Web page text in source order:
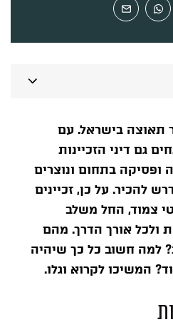
תאוצה בישראל. עם
גם דיני הזכיינות
בתחום ונוצרים
להכיר. על כן, זכיינים
צמוד, החל משלב
אורך הדרך. מהם
למה חשוב כל כך שיהיה
המשיכו לקרוא וגלו.